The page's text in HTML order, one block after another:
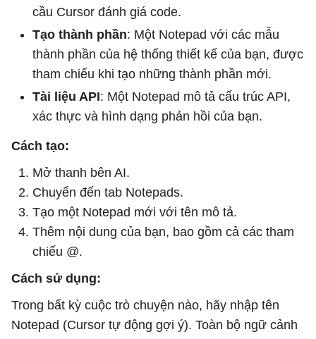
cầu Cursor đánh giá code.
Tạo thành phần: Một Notepad với các mẫu
thành phần của hệ thống thiết kế của bạn, được
tham chiếu khi tạo những thành phần mới.
Tài liệu API: Một Notepad mô tả cấu trúc API,
xác thực và hình dạng phản hồi của bạn.
Cách tạo:
Mở thanh bên AI.
Chuyển đến tab Notepads.
Tạo một Notepad mới với tên mô tả.
Thêm nội dung của bạn, bao gồm cả các tham
chiếu @.
Cách sử dụng:
Trong bất kỳ cuộc trò chuyện nào, hãy nhập tên
Notepad (Cursor tự động gợi ý). Toàn bộ ngữ cảnh